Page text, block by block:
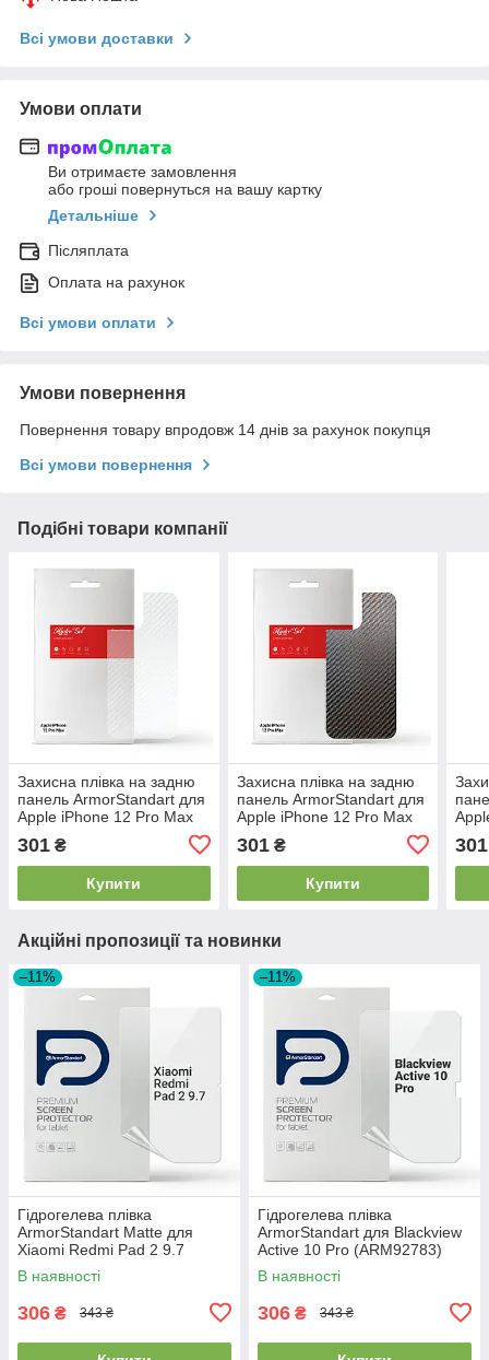
Всі умови доставки
Умови оплати
Ви отримаєте замовлення
або гроші повернуться на вашу картку
Детальніше
Післяплата
Оплата на рахунок
Всі умови оплати
Умови повернення
Повернення товару впродовж 14 днів за рахунок покупця
Всі умови повернення
Подібні товари компанії
Захисна плівка на задню
панель ArmorStandart для
Apple iPhone 12 Pro Max
Carbone прозора (ARM6
301 ₴
Купити
Захисна плівка на задню
панель ArmorStandart для
Apple iPhone 12 Pro Max
301₴
Купити
301
Акційні пропозиції та новинки
–11%
Гідрогелева плівка
ArmorStandart Matte для
Xiaomi Redmi Pad 2 9.7
(ARM92787)
В наявності
306 ₴ 343 ₴
–11%
Гідрогелева плівка
ArmorStandart для Blackview
Active 10 Pro (ARM92783)
В наявності
306 ₴ 343 ₴